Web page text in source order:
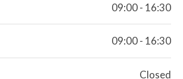
09:00 - 16:30
09:00 - 16:30
Closed